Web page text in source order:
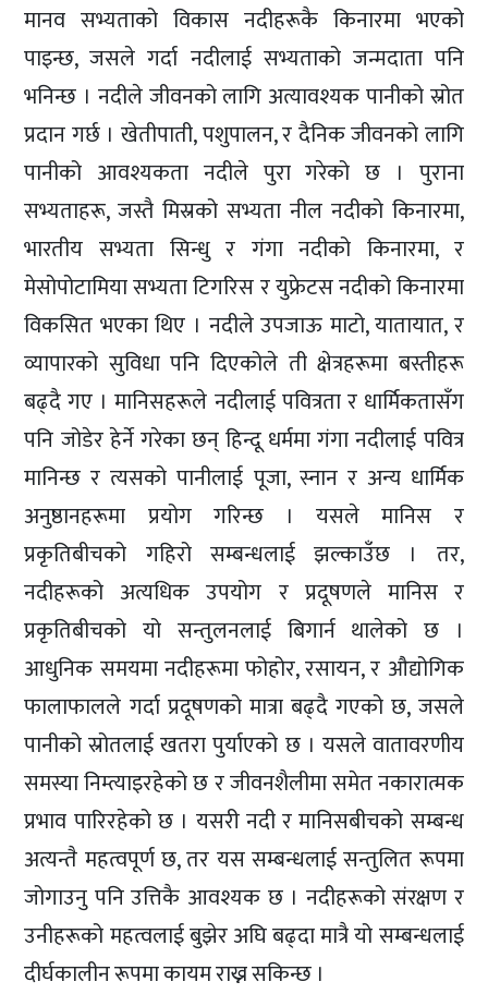
मानव सभ्यताको विकास नदीहरूकै किनारमा भएको
पाइन्छ, जसले गर्दा नदीलाई सभ्यताको जन्मदाता पनि
भनिन्छ । नदीले जीवनको लागि अत्यावश्यक पानीको स्रोत
प्रदान गर्छ । खेतीपाती, पशुपालन, र दैनिक जीवनको लागि
पानीको आवश्यकता नदीले पुरा गरेको छ । पुराना
सभ्यताहरू, जस्तै मिस्रको सभ्यता नील नदीको किनारमा,
भारतीय सभ्यता सिन्धु र गंगा नदीको किनारमा, र
मेसोपोटामिया सभ्यता टिगरिस र युफ्रेटस नदीको किनारमा
विकसित भएका थिए । नदीले उपजाऊ माटो, यातायात, र
व्यापारको सुविधा पनि दिएकोले ती क्षेत्रहरूमा बस्तीहरू
बढ्दै गए । मानिसहरूले नदीलाई पवित्रता र धार्मिकतासँग
पनि जोडेर हेर्ने गरेका छन् हिन्दू धर्ममा गंगा नदीलाई पवित्र
मानिन्छ र त्यसको पानीलाई पूजा, स्नान र अन्य धार्मिक
अनुष्ठानहरूमा प्रयोग गरिन्छ । यसले मानिस र
प्रकृतिबीचको गहिरो सम्बन्धलाई झल्काउँछ । तर,
नदीहरूको अत्यधिक उपयोग र प्रदूषणले मानिस र
प्रकृतिबीचको यो सन्तुलनलाई बिगार्न थालेको छ ।
आधुनिक समयमा नदीहरूमा फोहोर, रसायन, र औद्योगिक
फालाफालले गर्दा प्रदूषणको मात्रा बढ्दै गएको छ, जसले
पानीको स्रोतलाई खतरा पुर्याएको छ । यसले वातावरणीय
समस्या निम्त्याइरहेको छ र जीवनशैलीमा समेत नकारात्मक
प्रभाव पारिरहेको छ । यसरी नदी र मानिसबीचको सम्बन्ध
अत्यन्तै महत्वपूर्ण छ, तर यस सम्बन्धलाई सन्तुलित रूपमा
जोगाउनु पनि उत्तिकै आवश्यक छ । नदीहरूको संरक्षण र
उनीहरूको महत्वलाई बुझेर अघि बढ्दा मात्रै यो सम्बन्धलाई
दीर्घकालीन रूपमा कायम राख्न सकिन्छ ।